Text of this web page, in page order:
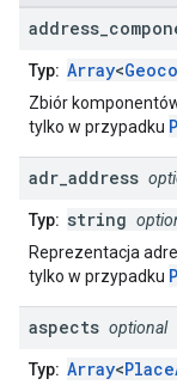
address
Typ: Array<
Zbiór
tylko w przypadku
adr address
Typ: string
Reprezentacja
tylko w przypadku
aspects optional
Typ: Array<